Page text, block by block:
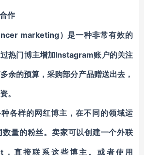
作
marketing）是一种非常有效的
热门博主增加Instagram账户的关注
余的预算，采购部分产品赠送出去，
。
各样的网红博主，在不同的领域运
量的粉丝。 卖家可以创建一个外联
，直接联系这些博主 。或者使用